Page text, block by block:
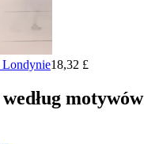
18,32 £
motywów